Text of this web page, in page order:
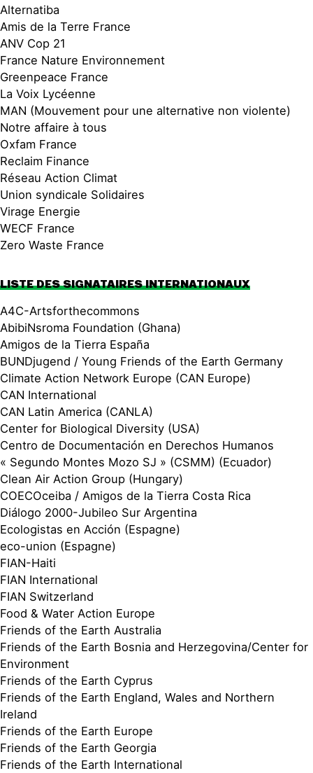
Alternatiba
Amis de la Terre France
ANV Cop 21
France Nature Environnement
Greenpeace France
La Voix Lycéenne
MAN (Mouvement pour une alternative non violente)
Notre affaire à tous
Oxfam France
Reclaim Finance
Réseau Action Climat
Union syndicale Solidaires
Virage Energie
WECF France
Zero Waste France
LISTE DES SIGNATAIRESINTERNATIONAUX
A4C-Artsforthecommons
AbibiNsroma Foundation (Ghana)
Amigos de la Tierra España
BUNDjugend / Young Friends of the Earth Germany
Climate Action Network Europe (CAN Europe)
CAN International
CAN Latin America (CANLA)
Center for Biological Diversity (USA)
Centro de Documentación en Derechos Humanos
« Segundo Montes Mozo SJ » (CSMM) (Ecuador)
Clean Air Action Group (Hungary)
COECOceiba / Amigos de la Tierra Costa Rica
Diálogo 2000-Jubileo Sur Argentina
Ecologistas en Acción (Espagne)
eco-union (Espagne)
FIAN-Haiti
FIAN International
FIAN Switzerland
Food & Water Action Europe
Friends of the Earth Australia
Friends of the Earth Bosnia and Herzegovina/Center for
Environment
Friends of the Earth Cyprus
Friends of the Earth England, Wales and Northern
Ireland
Friends of the Earth Europe
Friends of the Earth Georgia
Friends of the Earth International